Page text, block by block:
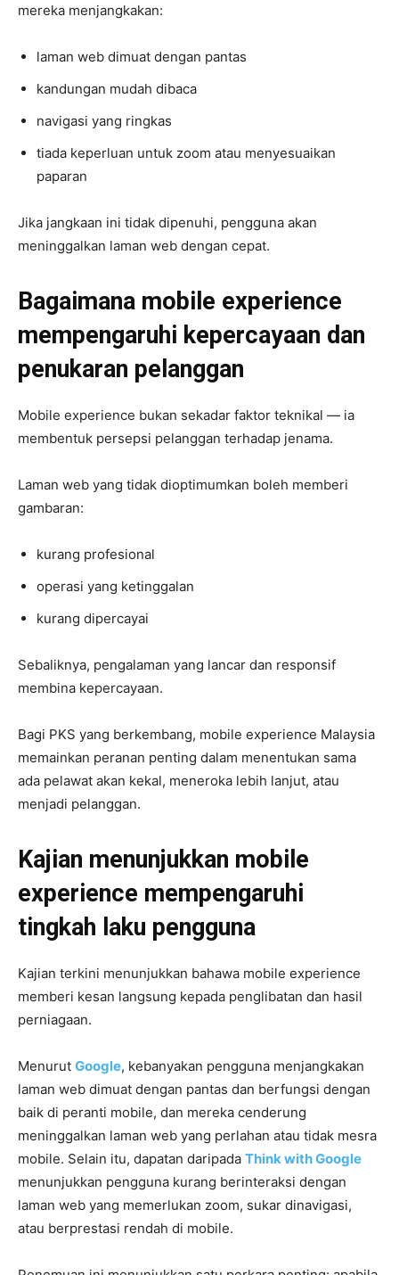
mereka menjangkakan:
laman web dimuat dengan pantas
kandungan mudah dibaca
navigasi yang ringkas
tiada keperluan untuk zoom atau menyesuaikan
paparan
Jika jangkaan ini tidak dipenuhi, pengguna akan
meninggalkan laman web dengan cepat.
Bagaimana mobile experience
mempengaruhi kepercayaan dan
penukaran pelanggan
Mobile experience bukan sekadar faktor teknikal — ia
membentuk persepsi pelanggan terhadap jenama.
Laman web yang tidak dioptimumkan boleh memberi
gambaran:
kurang profesional
operasi yang ketinggalan
kurang dipercayai
Sebaliknya, pengalaman yang lancar dan responsif
membina kepercayaan.
Bagi PKS yang berkembang, mobile experience Malaysia
memainkan peranan penting dalam menentukan sama
ada pelawat akan kekal, meneroka lebih lanjut, atau
menjadi pelanggan.
Kajian menunjukkan mobile
experience mempengaruhi
tingkah laku pengguna
Kajian terkini menunjukkan bahawa mobile experience
memberi kesan langsung kepada penglibatan dan hasil
perniagaan.
Menurut Google, kebanyakan pengguna menjangkakan
laman web dimuat dengan pantas dan berfungsi dengan
baik di peranti mobile, dan mereka cenderung
meninggalkan laman web yang perlahan atau tidak mesra
mobile. Selain itu, dapatan daripada Think with Google
menunjukkan pengguna kurang berinteraksi dengan
laman web yang memerlukan zoom, sukar dinavigasi,
atau berprestasi rendah di mobile.